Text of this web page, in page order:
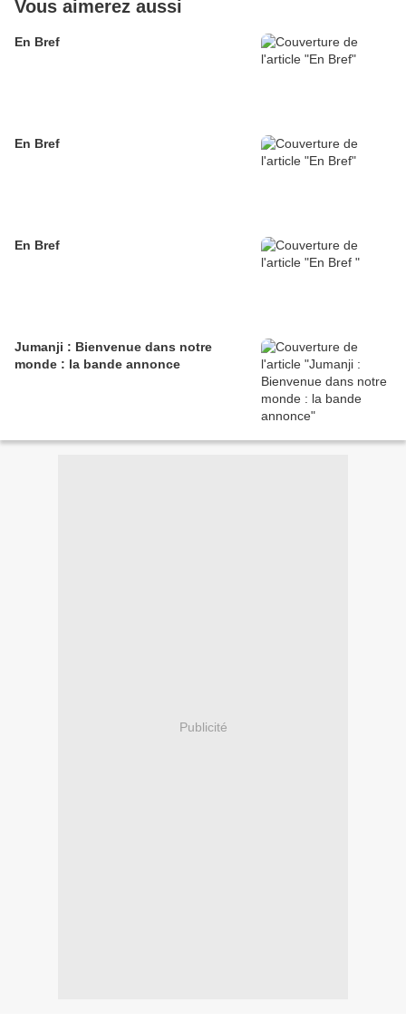
Vous aimerez aussi
En Bref
En Bref
En Bref
Jumanji : Bienvenue dans notre
monde : la bande annonce
Publicité